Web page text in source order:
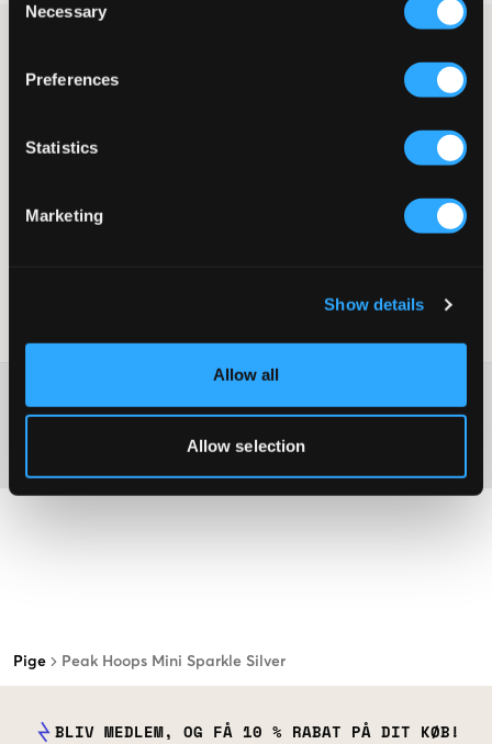
Selection
Necessary
Preferences
Statistics
Marketing
Show details
Allow all
Allow selection
Pige Peak Hoops Mini Sparkle Silver
i ringen, men den kan også tages af, eller hvis man vil, kan man
hænge noget andet der. På ringens forside sidder små klare
Dekorationsstørrelse 4 x 11 mm. Ringens diameter 11 mm.
Øreringe
Diameter 11 mm
BLIV MEDLEM, OG FÅ 10 % RABAT PÅ DIT KØB!